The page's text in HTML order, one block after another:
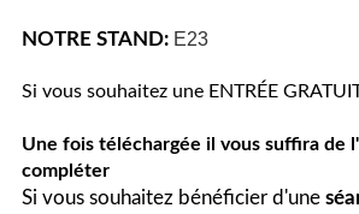
NOTRE STAND: E23
Si vous souhaitez une ENTRÉE
Une fois téléchargée il vous suffira de
compléter
Si vous souhaitez bénéficier d'une